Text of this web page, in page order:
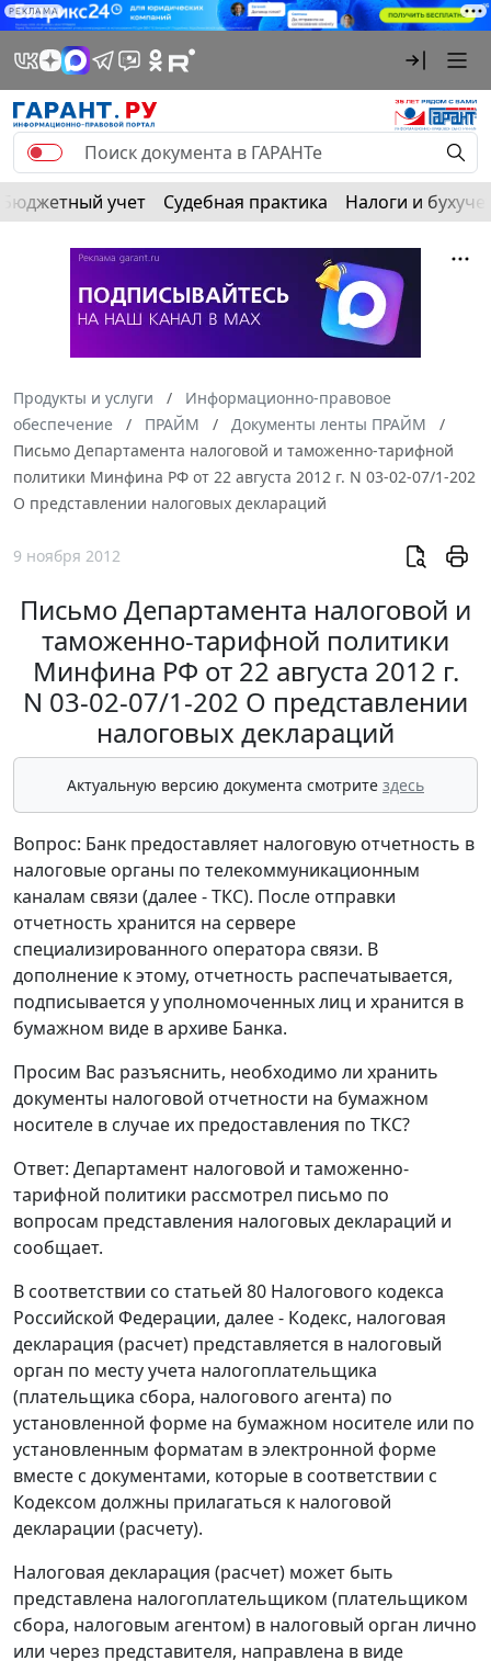
РЕКЛАМА
Бюджетный учет Судебная практика Налоги и
Продукты и услуги
Информационно-правовое
обеспечение
ПРАЙМ
Документы ленты ПРАЙМ
Письмо Департамента налоговой и таможенно-тарифной
политики Минфина РФ от 22 августа 2012 г. N 03-02-07/1-202
О представлении налоговых деклараций
9 ноября 2012
Письмо Департамента налоговой и
таможенно-тарифной политики
Минфина РФ от 22 августа 2012 г.
N 03-02-07/1-202 О представлении
налоговых деклараций
Актуальную версию документа смотрите здесь
Вопрос: Банк предоставляет налоговую отчетность в
налоговые органы по телекоммуникационным
каналам связи (далее - ТКС). После отправки
отчетность хранится на сервере
специализированного оператора связи. В
дополнение к этому, отчетность распечатывается,
подписывается у уполномоченных лиц и хранится в
бумажном виде в архиве Банка.
Просим Вас разъяснить, необходимо ли хранить
документы налоговой отчетности на бумажном
носителе в случае их предоставления по ТКС?
Ответ: Департамент налоговой и таможенно-
тарифной политики рассмотрел письмо по
вопросам представления налоговых деклараций и
сообщает.
В соответствии со статьей 80 Налогового кодекса
Российской Федерации, далее - Кодекс, налоговая
декларация (расчет) представляется в налоговый
орган по месту учета налогоплательщика
(плательщика сбора, налогового агента) по
установленной форме на бумажном носителе или по
установленным форматам в электронной форме
вместе с документами, которые в соответствии с
Кодексом должны прилагаться к налоговой
декларации (расчету).
Налоговая декларация (расчет) может быть
представлена налогоплательщиком (плательщиком
сбора, налоговым агентом) в налоговый орган лично
или через представителя, направлена в виде